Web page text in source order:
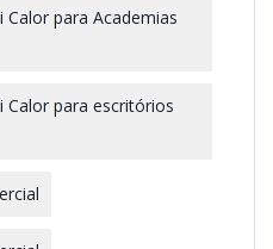
Calor para Academias
Calor para escritórios